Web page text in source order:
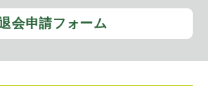
会申請フォーム